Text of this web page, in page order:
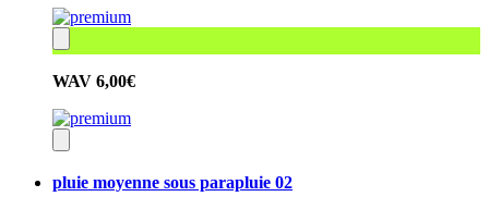
WAV 6,00€
pluie moyenne sous parapluie 02